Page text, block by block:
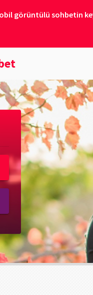
görüntülü sohbetin